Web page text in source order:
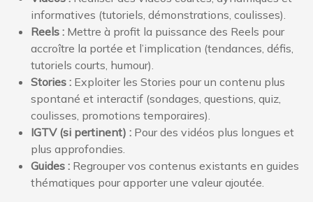
informatives (tutoriels, démonstrations, coulisses).
Reels : Mettre à profit la puissance des Reels pour
accroître la portée et l’implication (tendances, défis,
tutoriels courts, humour).
Stories : Exploiter les Stories pour un contenu plus
spontané et interactif (sondages, questions, quiz,
coulisses, promotions temporaires).
IGTV (si pertinent) : Pour des vidéos plus longues et
plus approfondies.
Guides : Regrouper vos contenus existants en guides
thématiques pour apporter une valeur ajoutée.